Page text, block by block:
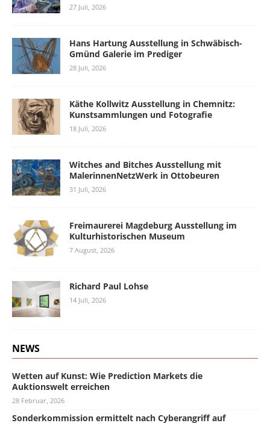
27 Juli, 2026
Hans Hartung Ausstellung in Schwäbisch-
Gmünd Galerie im Prediger
28 Juli, 2026
Käthe Kollwitz Ausstellung in Chemnitz:
Kunstsammlungen und Fotografie
18 Juli, 2026
Witches and Bitches Ausstellung mit
MalerinnenNetzWerk in Ottobeuren
31 Juli, 2026
Freimaurerei Magdeburg Ausstellung im
Kulturhistorischen Museum
7 August, 2026
Richard Paul Lohse
14 Juli, 2026
NEWS
Wetten auf Kunst: Wie Prediction Markets die
Auktionswelt erreichen
28 Februar, 2026
Sonderkommission ermittelt nach Cyberangriff auf